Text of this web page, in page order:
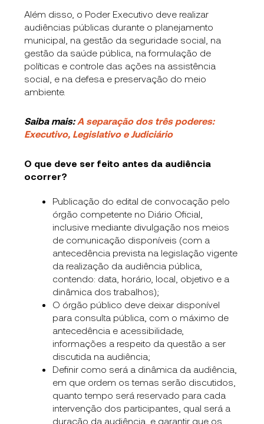
Além disso, o Poder Executivo deve realizar
audiências públicas durante o planejamento
municipal, na gestão da seguridade social, na
gestão da saúde pública, na formulação de
políticas e controle das ações na assistência
social, e na defesa e preservação do meio
ambiente.
Saiba mais: A separação dos três poderes:
Executivo, Legislativo e Judiciário
O que deve ser feito antes da audiência
ocorrer?
Publicação do edital de convocação pelo
órgão competente no Diário Oficial,
inclusive mediante divulgação nos meios
de comunicação disponíveis (com a
antecedência prevista na legislação vigente
da realização da audiência pública,
contendo: data, horário, local, objetivo e a
dinâmica dos trabalhos);
O órgão público deve deixar disponível
para consulta pública, com o máximo de
antecedência e acessibilidade,
informações a respeito da questão a ser
discutida na audiência;
Definir como será a dinâmica da audiência,
em que ordem os temas serão discutidos,
quanto tempo será reservado para cada
intervenção dos participantes, qual será a
duração da audiência, e garantir que os